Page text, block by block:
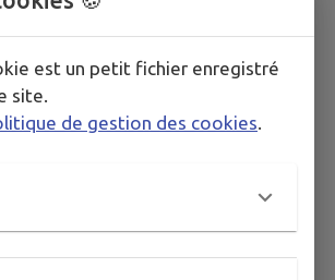
conformité
est un petit fichier enregistré
site.
de gestion des cookies.